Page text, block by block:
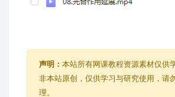
声明： 本站所有网课教程资源素材仅供
非本站原创，仅供学习与研究使用，请
理。